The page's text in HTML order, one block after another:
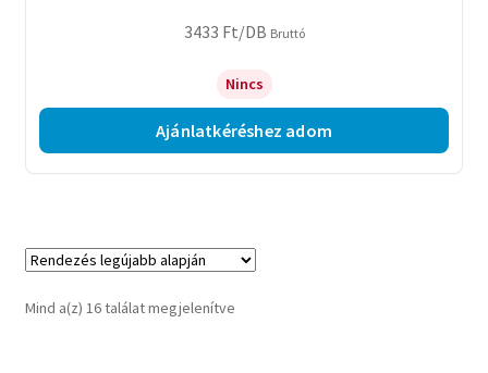
3433 Ft/DB Bruttó
Nincs
Ajánlatkéréshez adom
Mind a(z) 16 találat megjelenítveSorted